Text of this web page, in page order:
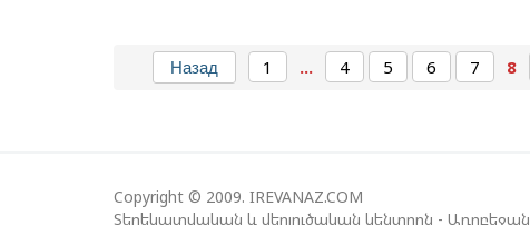
Назад 1 ... 4 5 6 7 8
Copyright © 2009. IREVANAZ.COM
Տեղեկատվական և վերլուծական կենտրոն - Ադրբեջան